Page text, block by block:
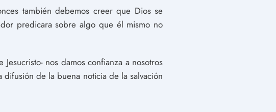
también debemos creer que Dios se
predicara sobre algo que él mismo no
nos damos confianza a nosotros
de la buena noticia de la salvación